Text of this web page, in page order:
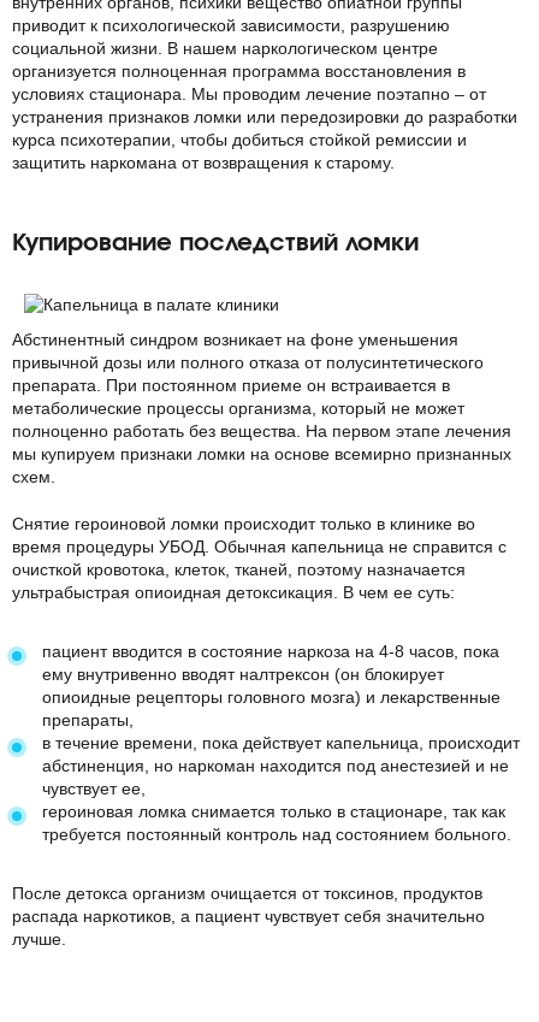
приводит к психологической зависимости, разрушению
социальной жизни. В нашем наркологическом центре
организуется полноценная программа восстановления в
условиях стационара. Мы проводим лечение поэтапно – от
устранения признаков ломки или передозировки до разработки
курса психотерапии, чтобы добиться стойкой ремиссии и
защитить наркомана от возвращения к старому.
Купирование последствий ломки
Абстинентный синдром возникает на фоне уменьшения
привычной дозы или полного отказа от полусинтетического
препарата. При постоянном приеме он встраивается в
метаболические процессы организма, который не может
полноценно работать без вещества. На первом этапе лечения
мы купируем признаки ломки на основе всемирно признанных
схем.
Снятие героиновой ломки происходит только в клинике во
время процедуры УБОД . Обычная капельница не справится с
очисткой кровотока, клеток, тканей, поэтому назначается
ультрабыстрая опиоидная детоксикация. В чем ее суть:
пациент вводится в состояние наркоза на 4-8 часов, пока
ему внутривенно вводят налтрексон (он блокирует
опиоидные рецепторы головного мозга) и лекарственные
препараты,
в течение времени, пока действует капельница, происходит
абстиненция, но наркоман находится под анестезией и не
чувствует ее,
героиновая ломка снимается только в стационаре, так как
требуется постоянный контроль над состоянием больного.
После детокса организм очищается от токсинов, продуктов
распада наркотиков, а пациент чувствует себя значительно
лучше.